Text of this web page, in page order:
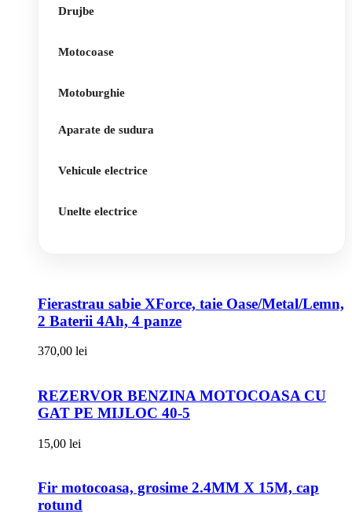
Drujbe
Motocoase
Motoburghie
Aparate de sudura
Vehicule electrice
Unelte electrice
Fierastrau sabie XForce, taie Oase/Metal/Lemn,
2 Baterii 4Ah, 4 panze
370,00 lei
REZERVOR BENZINA MOTOCOASA CU
GAT PE MIJLOC 40-5
15,00 lei
Fir motocoasa, grosime 2.4MM X 15M, cap
rotund